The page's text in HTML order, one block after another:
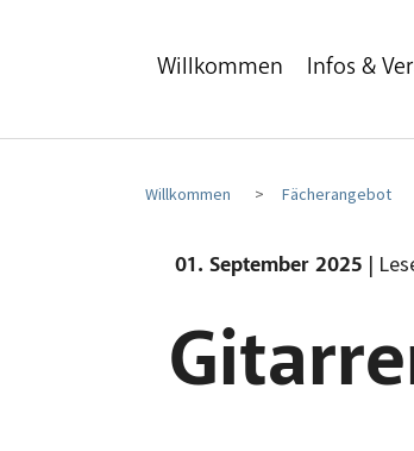
Willkommen Infos &
Willkommen Fächerangebot
01. September 2025 |